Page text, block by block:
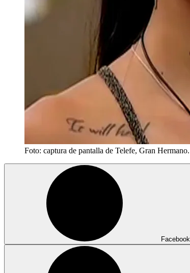
Foto: captura de pantalla de Telefe, Gran Hermano.
Facebook